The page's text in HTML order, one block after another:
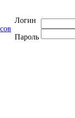
Логин
Пароль